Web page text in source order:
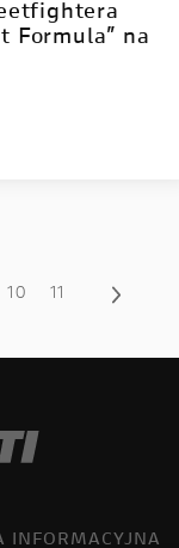
Formula” na
10 11
INFORMACYJNA